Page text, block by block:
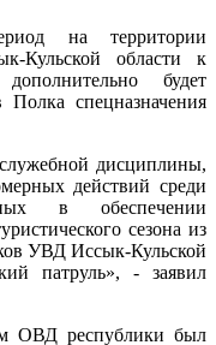
на территории
Кульской области к
будет
спецназначения
дисциплины,
действий среди
в обеспечении
сезона из
УВД Иссык-Кульской
патруль», - заявил
ОВД республики был